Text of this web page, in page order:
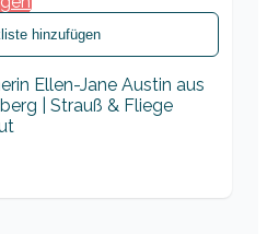
hinzufügen